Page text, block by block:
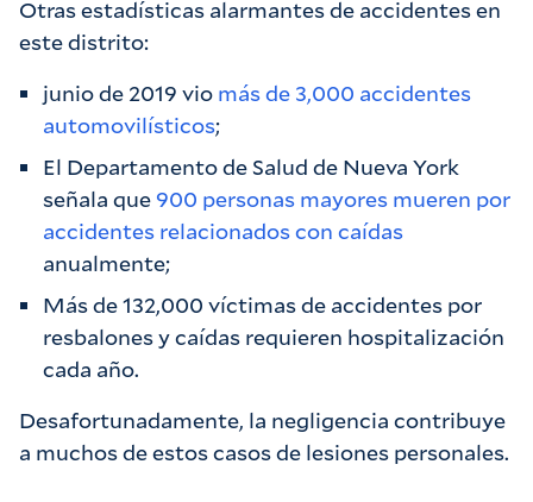
Otras estadísticas alarmantes de accidentes en
este distrito:
junio de 2019 vio más de 3,000 accidentes
automovilísticos;
El Departamento de Salud de Nueva York
señala que 900 personas mayores mueren por
accidentes relacionados con caídas
anualmente;
Más de 132,000 víctimas de accidentes por
resbalones y caídas requieren hospitalización
cada año.
Desafortunadamente, la negligencia contribuye
a muchos de estos casos de lesiones personales.